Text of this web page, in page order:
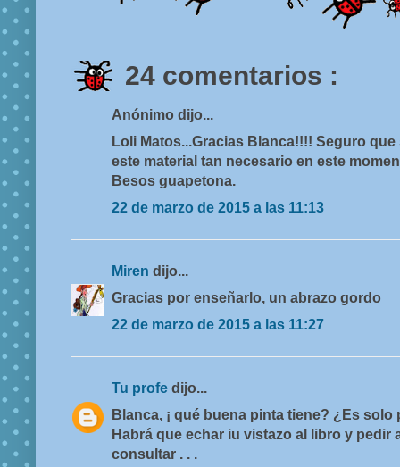
24 comentarios :
Anónimo dijo...
Loli Matos...Gracias Blanca!!!! Seguro
este material tan necesario en este
Besos guapetona.
22 de marzo de 2015 a las 11:13
Miren dijo...
Gracias por enseñarlo, un abrazo gordo
22 de marzo de 2015 a las 11:27
Tu profe dijo...
Blanca, ¡ qué buena pinta tiene? ¿Es
Habrá que echar iu vistazo al libro y pedir
consultar . . .